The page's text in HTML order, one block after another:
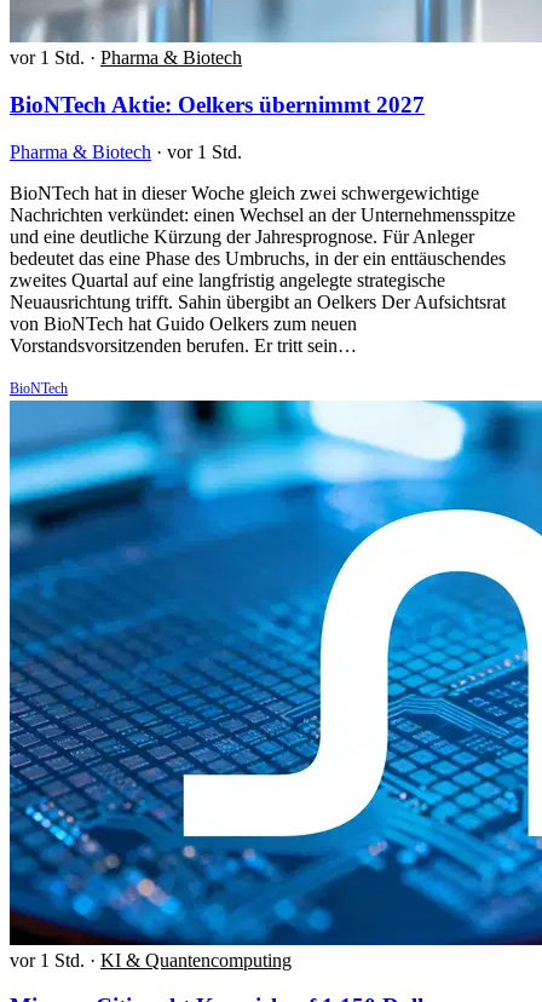
vor 1 Std. · Pharma & Biotech
BioNTech Aktie: Oelkers übernimmt 2027
Pharma & Biotech · vor 1 Std.
BioNTech hat in dieser Woche gleich zwei schwergewichtige
Nachrichten verkündet: einen Wechsel an der Unternehmensspitze
und eine deutliche Kürzung der Jahresprognose. Für Anleger
bedeutet das eine Phase des Umbruchs, in der ein enttäuschendes
zweites Quartal auf eine langfristig angelegte strategische
Neuausrichtung trifft. Sahin übergibt an Oelkers Der Aufsichtsrat
von BioNTech hat Guido Oelkers zum neuen
Vorstandsvorsitzenden berufen. Er tritt sein…
BioNTech
vor 1 Std. · KI & Quantencomputing